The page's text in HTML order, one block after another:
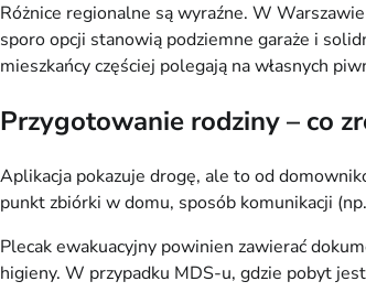
Różnice regionalne są wyraźne. W
sporo opcji stanowią podziemne garaże i
mieszkańcy częściej polegają na własnych
Przygotowanie rodziny – co
Aplikacja pokazuje drogę, ale to od
punkt zbiórki w domu, sposób komunikacji
Plecak ewakuacyjny powinien zawierać
higieny. W przypadku MDS-u, gdzie pobyt